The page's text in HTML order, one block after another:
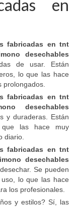
en
fabricadas en tnt
desechables
de usar. Están
lo que las hace
fabricadas en tnt
desechables
y duraderas. Están
las hace muy
diario.
fabricadas en tnt
desechables
Se pueden
lo que las hace
los profesionales.
y estilos? Sí, las